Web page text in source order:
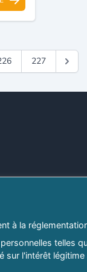
227
à la
telles
sur l'intérêt